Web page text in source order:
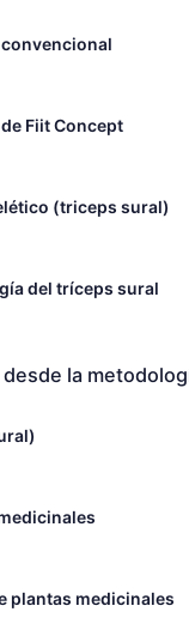
Fiit Concept
(triceps sural)
del tríceps sural
la
plantas medicinales